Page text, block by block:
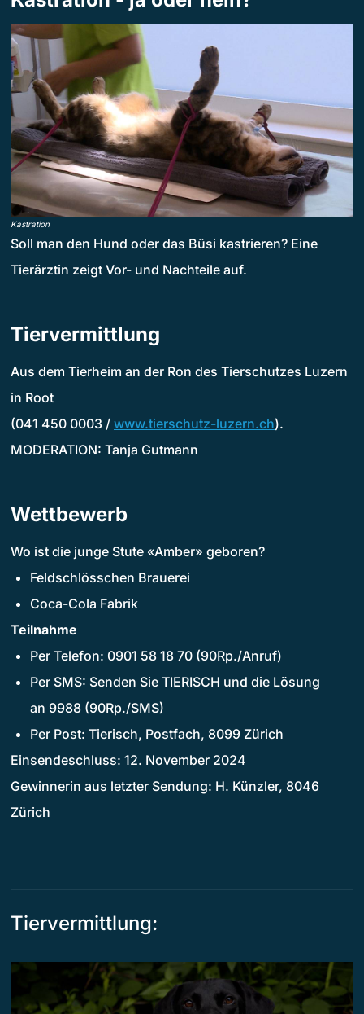
Kastration
Soll man den Hund oder das Büsi kastrieren? Eine
Tierärztin zeigt Vor- und Nachteile auf.
Tiervermittlung
Aus dem Tierheim an der Ron des Tierschutzes Luzern
in Root
(041 450 0003 / www.tierschutz-luzern.ch).
MODERATION: Tanja Gutmann
Wettbewerb
Wo ist die junge Stute «Amber» geboren?
Feldschlösschen Brauerei
Coca-Cola Fabrik
Teilnahme
Per Telefon: 0901 58 18 70 (90Rp./Anruf)
Per SMS: Senden Sie TIERISCH und die Lösung
an 9988 (90Rp./SMS)
Per Post: Tierisch, Postfach, 8099 Zürich
Einsendeschluss: 12. November 2024
Gewinnerin aus letzter Sendung: H. Künzler, 8046
Zürich
Tiervermittlung: